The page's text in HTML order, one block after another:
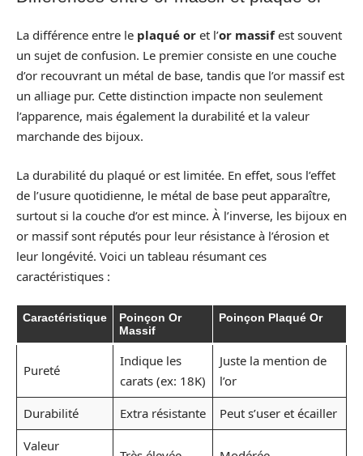
La différence entre le plaqué or et l’or massifest souvent
un sujet de confusion. Le premier consiste en une couche
d’or recouvrant un métal de base, tandis que l’or massif est
un alliage pur. Cette distinction impacte non seulement
l’apparence, mais également la durabilité et la valeur
marchande des bijoux.
La durabilité du plaqué or est limitée. En effet, sous l’effet
de l’usure quotidienne, le métal de base peut apparaître,
surtout si la couche d’or est mince. À l’inverse, les bijoux en
or massif sont réputés pour leur résistance à l’érosion et
leur longévité. Voici un tableau résumant ces
caractéristiques :
Caractéristique
Poinçon Or
Massif
Poinçon Plaqué Or
Pureté
Indique les
carats (ex: 18K)
Juste la mention de
l’or
Durabilité
Extra résistante
Peut s’user et écailler
Valeur